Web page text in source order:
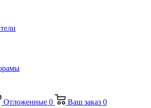
Отложенные 0 Ваш заказ 0